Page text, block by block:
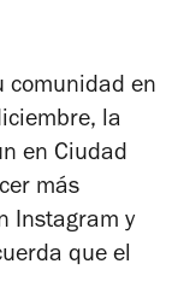
comunidad en
la
en Ciudad
más
Instagram y
que el